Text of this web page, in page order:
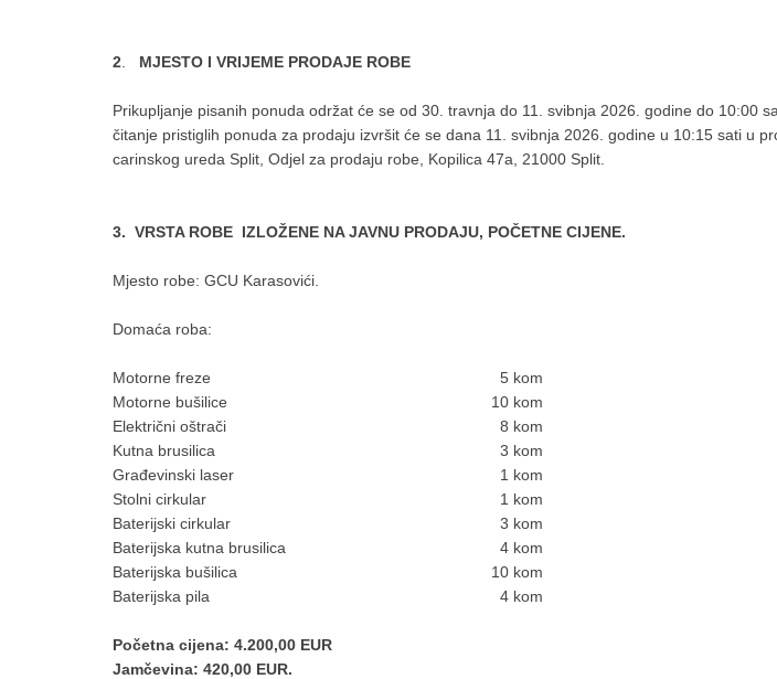
2 MJESTO I VRIJEME PRODAJE ROBE
Prikupljanje pisanih ponuda održat će se od 30. travnja do 11. svibnja 2026. godine do 10:00
čitanje pristiglih ponuda za prodaju izvršit će se dana 11. svibnja 2026. godine u 10:15 sati u
carinskog ureda Split, Odjel za prodaju robe, Kopilica 47a, 21000 Split.
3. VRSTA ROBE IZLOŽENE NA JAVNU PRODAJU, POČETNE CIJENE.
Mjesto robe: GCU Karasovići.
Domaća roba:
Motorne freze
5 kom
Motorne bušilice
10 kom
Električni oštrači
8 kom
Kutna brusilica
3 kom
Građevinski laser
1 kom
Stolni cirkular
1 kom
Baterijski cirkular
3 kom
Baterijska kutna brusilica
4 kom
Baterijska bušilica
10 kom
Baterijska pila
4 kom
Početna cijena: 4.200,00 EUR
Jamčevina: 420,00 EUR.